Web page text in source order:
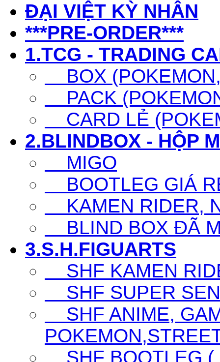
ĐẠI VIỆT KỲ NHÂN
***PRE-ORDER***
1.TCG - TRADING
BOX
PACK
CARD LẺ
2.BLINDBOX - HỘP
MIGO
BOOTLEG GIÁ
KAMEN RIDER,
BLIND BOX ĐÃ
3.S.H.FIGUARTS
SHF KAMEN
SHF SUPER
SHF ANIME,
SHF BOOTLEG (